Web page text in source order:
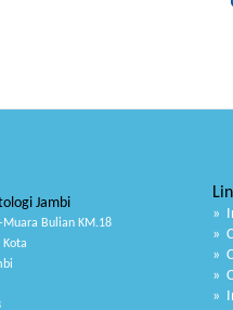
Jambi
Muara Bulian KM.18
Kota
»
»
»
»
»